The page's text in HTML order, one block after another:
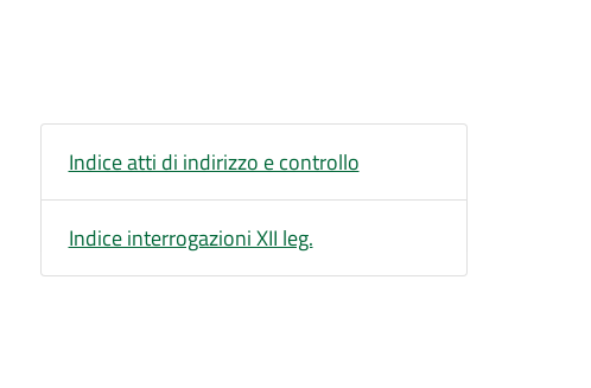
Indice atti di indirizzo e controllo
Indice interrogazioni XII leg.